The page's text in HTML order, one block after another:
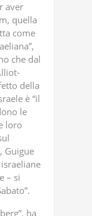
aver
quella
come
che dal
della
è “il
le
loro
Guigue
– si
ha